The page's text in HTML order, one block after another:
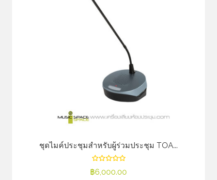
ชุดไมค์ประชุมสำหรับผู้ร่วมประชุม TOA...
฿6,000.00